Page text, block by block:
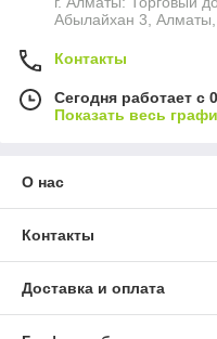
Абылайхан 3, Алматы,
Контакты
Сегодня работает с
Показать весь
О нас
Контакты
Доставка и оплата